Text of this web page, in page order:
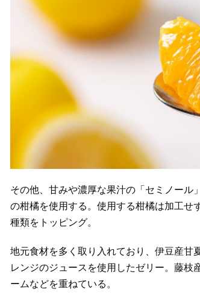
その他、甘みや濃厚な果汁の「セミノール
の柑橘を使用する。使用する柑橘は加工せ
種類をトッピング。
地元食材を多く取り入れており、伊豆産甘
レンジのジュースを使用したゼリー。藤枝
ームなどを重ねている。